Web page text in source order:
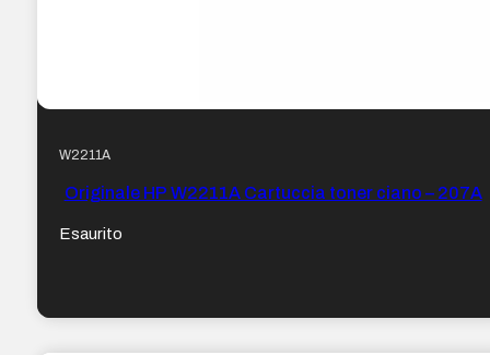
W2211A
Originale HP W2211A Cartuccia toner ciano – 207A
Esaurito